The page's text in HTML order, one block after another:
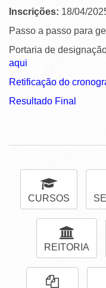
Gabinete de Segurança Institucional
Advocacia-Geral da União
Planalto
Inscrições: 18/04/
Passo a passo para
Portaria de
aqui
Retificação do
Resultado Final
CURSOS
REITORIA